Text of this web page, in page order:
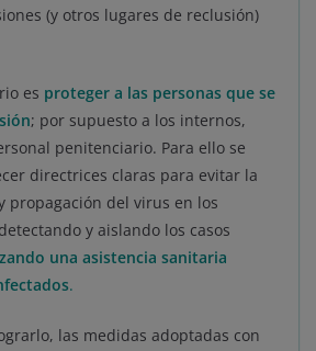
(y otros lugares de reclusión)
es proteger a las personas que se
; por supuesto a los internos,
penitenciario. Para ello se
directrices claras para evitar la
propagación del virus en los
y aislando los casos
una asistencia sanitaria
.
las medidas adoptadas con